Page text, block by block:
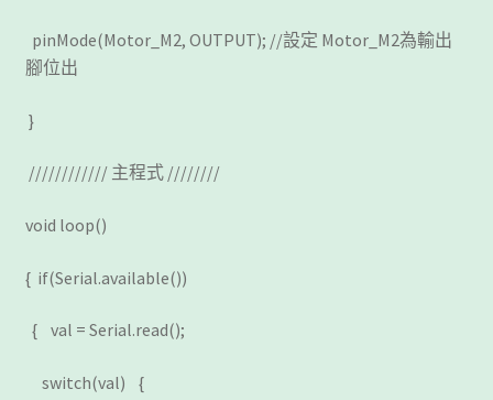
pinMode(Motor_M2, OUTPUT); //設定 Motor_M2為輸出
腳位出
}
//////////// 主程式 ////////
void loop()
{ if(Serial.available())
{ val = Serial.read();
switch(val) {